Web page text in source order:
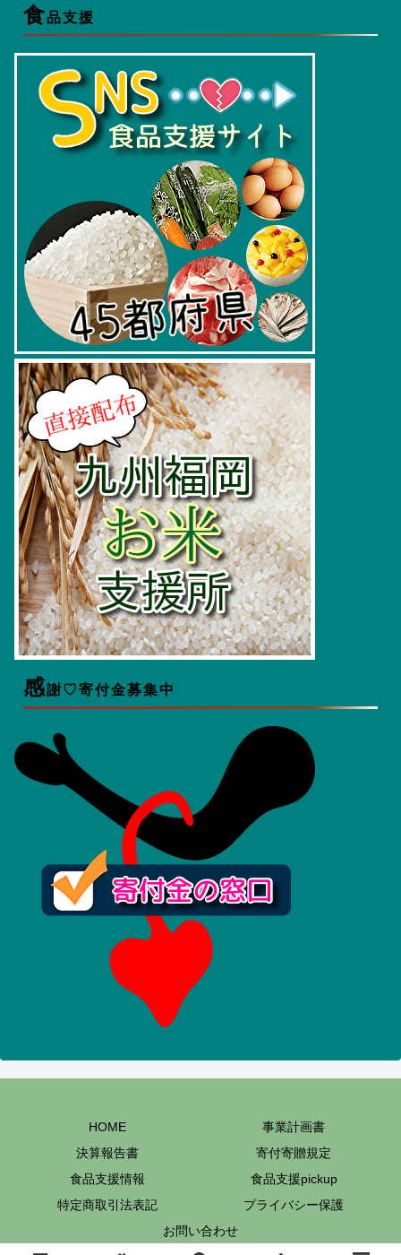
食品支援
感謝♡寄付金募集中
HOME
事業計画書
決算報告書
寄付寄贈規定
食品支援情報
食品支援pickup
特定商取引法表記
プライバシー保護
お問い合わせ